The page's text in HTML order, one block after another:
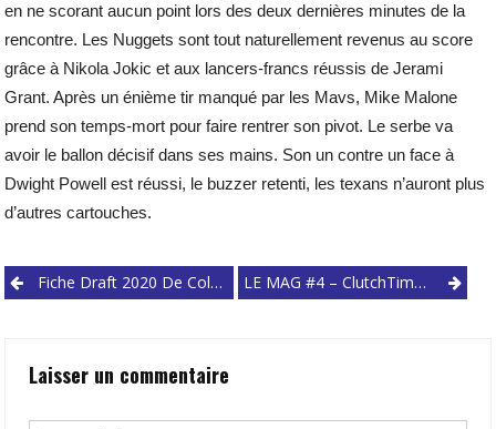
en ne scorant aucun point lors des deux dernières minutes de la
rencontre. Les Nuggets sont tout naturellement revenus au score
grâce à Nikola Jokic et aux lancers-francs réussis de Jerami
Grant. Après un énième tir manqué par les Mavs, Mike Malone
prend son temps-mort pour faire rentrer son pivot. Le serbe va
avoir le ballon décisif dans ses mains. Son un contre un face à
Dwight Powell est réussi, le buzzer retenti, les texans n’auront plus
d’autres cartouches.
PostFiche Draft 2020 De Cole Anthony : Le Phénomène New-Yorkais Des Tar Heels LE MAG #4 – ClutchTime X Alexis Ajinça (Partie 2) – L’équipe De France
Laisser un commentaire